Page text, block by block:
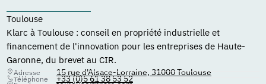
Toulouse
Klarc à Toulouse : conseil en propriété industrielle et
financement de l'innovation pour les entreprises de Haute-
Garonne, du brevet au CIR.
Adresse 15 rue d'Alsace-Lorraine, 31000 Toulouse
Téléphone +33 (0)5 61 38 53 52